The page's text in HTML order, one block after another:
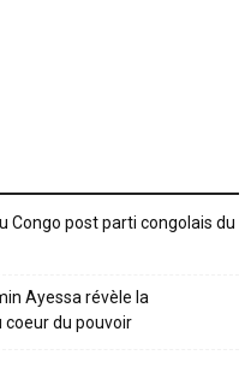
Congo post parti congolais du
Ayessa révèle la
du pouvoir